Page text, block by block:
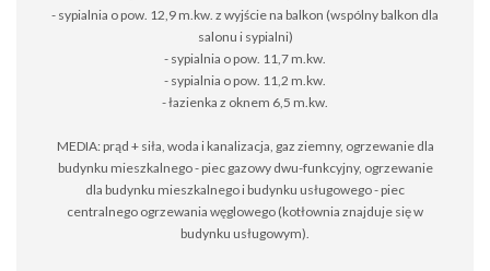
- sypialnia o pow. 12,9 m.kw. z wyjście na balkon (wspólny balkon dla
salonu i sypialni)
- sypialnia o pow. 11,7 m.kw.
- sypialnia o pow. 11,2 m.kw.
- łazienka z oknem 6,5 m.kw.
MEDIA: prąd + siła, woda i kanalizacja, gaz ziemny, ogrzewanie dla
budynku mieszkalnego - piec gazowy dwu-funkcyjny, ogrzewanie
dla budynku mieszkalnego i budynku usługowego - piec
centralnego ogrzewania węglowego (kotłownia znajduje się w
budynku usługowym).